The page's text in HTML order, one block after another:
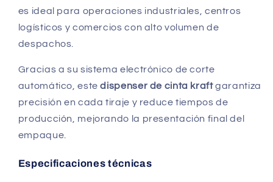
es ideal para operaciones industriales, centros
logísticos y comercios con alto volumen de
despachos.
Gracias a su sistema electrónico de corte
automático, estedispenser de cinta kraftgarantiza
precisión en cada tiraje y reduce tiempos de
producción, mejorando la presentación final del
empaque.
Especificaciones técnicas